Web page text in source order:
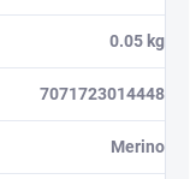
0.05 kg
7071723014448
Merino